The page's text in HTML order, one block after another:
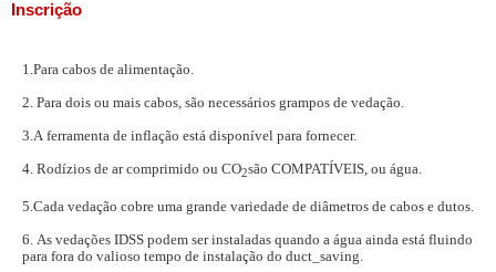
Inscrição
1.Para cabos de alimentação.
2. Para dois ou mais cabos, são necessários grampos de vedação.
3.A ferramenta de inflação está disponível para fornecer.
4. Rodízios de ar comprimido ou CO2são COMPATÍVEIS, ou água.
5.Cada vedação cobre uma grande variedade de diâmetros de cabos e dutos.
6. As vedações IDSS podem ser instaladas quando a água ainda está fluindo
para fora do valioso tempo de instalação do duct_saving.